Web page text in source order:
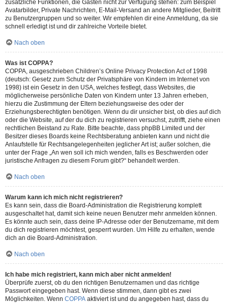
zusätzliche Funktionen, die Gästen nicht zur Verfügung stehen: zum Beispiel
Avatarbilder, Private Nachrichten, E-Mail-Versand an andere Mitglieder, Beitritt
zu Benutzergruppen und so weiter. Wir empfehlen dir eine Anmeldung, da sie
schnell erledigt ist und dir zahlreiche Vorteile bietet.
Nach oben
Was ist COPPA?
COPPA, ausgeschrieben Children’s Online Privacy Protection Act of 1998
(deutsch: Gesetz zum Schutz der Privatsphäre von Kindern im Internet von
1998) ist ein Gesetz in den USA, welches festlegt, dass Websites, die
möglicherweise persönliche Daten von Kindern unter 13 Jahren erheben,
hierzu die Zustimmung der Eltern beziehungsweise des oder der
Erziehungsberechtigten benötigen. Wenn du dir unsicher bist, ob dies auf dich
oder die Website, auf der du dich zu registrieren versuchst, zutrifft, ziehe einen
rechtlichen Beistand zu Rate. Bitte beachte, dass phpBB Limited und der
Besitzer dieses Boards keine Rechtsberatung anbieten kann und nicht die
Anlaufstelle für Rechtsangelegenheiten jeglicher Art ist; außer solchen, die
unter der Frage „An wen soll ich mich wenden, falls es Beschwerden oder
juristische Anfragen zu diesem Forum gibt?“ behandelt werden.
Nach oben
Warum kann ich mich nicht registrieren?
Es kann sein, dass die Board-Administration die Registrierung komplett
ausgeschaltet hat, damit sich keine neuen Benutzer mehr anmelden können.
Es könnte auch sein, dass deine IP-Adresse oder der Benutzername, mit dem
du dich registrieren möchtest, gesperrt wurden. Um Hilfe zu erhalten, wende
dich an die Board-Administration.
Nach oben
Ich habe mich registriert, kann mich aber nicht anmelden!
Überprüfe zuerst, ob du den richtigen Benutzernamen und das richtige
Passwort eingegeben hast. Wenn diese stimmen, dann gibt es zwei
Möglichkeiten. Wenn COPPA aktiviert ist und du angegeben hast, dass du